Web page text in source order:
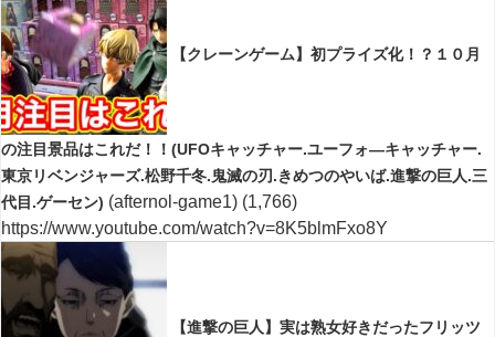
【クレーンゲーム】初プライズ化！？１０月
の注目景品はこれだ！！(UFOキャッチャー.ユーフォ―キャッチャー.
東京リベンジャーズ.松野千冬.鬼滅の刃.きめつのやいば.進撃の巨人.三
代目.ゲーセン) (afternol-game1) (1,766)
https://www.youtube.com/watch?v=8K5blmFxo8Y
【進撃の巨人】実は熟女好きだったフリッツ